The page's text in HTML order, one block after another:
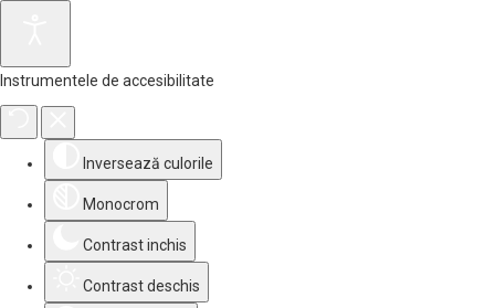
Instrumentele de accesibilitate
Inversează culorile
Monocrom
Contrast inchis
Contrast deschis